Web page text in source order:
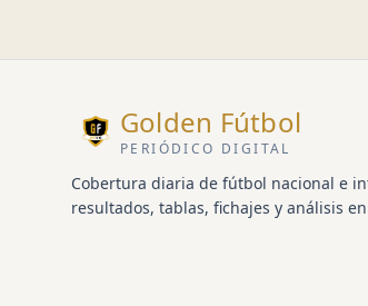
Golden Fútbol
PERIÓDICO DIGITAL
Cobertura diaria de fútbol nacional e
resultados, tablas, fichajes y análisis